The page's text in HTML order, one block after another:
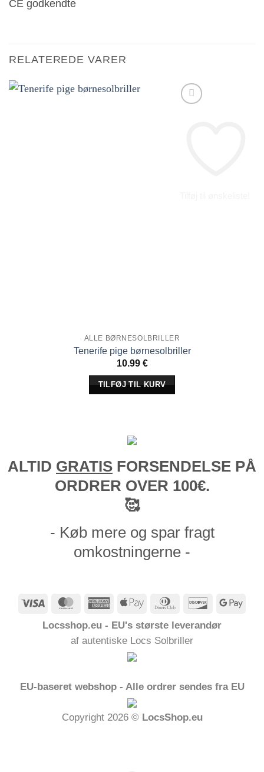
CE godkendte
RELATEREDE VARER
ALLE BØRNESOLBRILLER
Tenerife pige børnesolbriller
10.99 €
TILFØJ TIL KURV
ALTID GRATIS FORSENDELSE PÅ
ORDRER OVER 100€.
🥰
- Køb mere og spar fragt
omkostningerne -
Visum MasterCardAmericanApple
Dinners
Opdage
Locsshop.eu - EU's største leverandør
af autentiske Locs Solbriller
EU-baseret webshop - Alle ordrer sendes fra EU
Copyright 2026 © LocsShop.eu